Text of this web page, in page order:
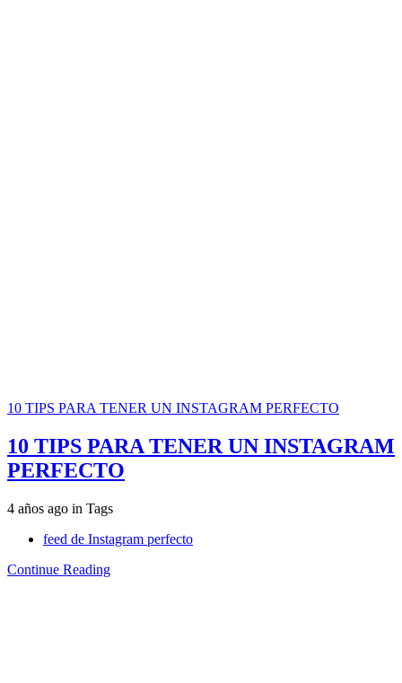
10 TIPS PARA TENER UN INSTAGRAM PERFECTO
10 TIPS PARA TENER UN INSTAGRAM
PERFECTO
4 años ago in Tags
feed de Instagram perfecto
Continue Reading